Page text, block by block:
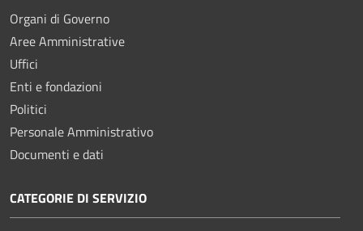
Organi di Governo
Aree Amministrative
Uffici
Enti e fondazioni
Politici
Personale Amministrativo
Documenti e dati
CATEGORIE DI SERVIZIO